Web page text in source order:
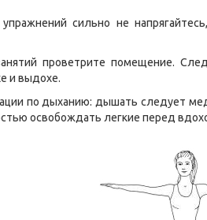
сильно не
проветрите помещение.
и выдохе.
по дыханию: дышать следует
освобождать легкие перед